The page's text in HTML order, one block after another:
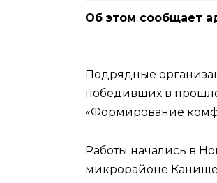
Об этом сообщает
Подрядные
победивших в
«Формирование
Работы начались в
микрорайоне